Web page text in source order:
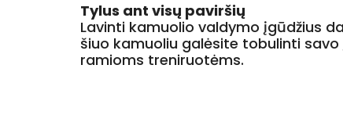
Tylus ant visų paviršių
Lavinti kamuolio valdymo įgūdžius
šiuo kamuoliu galėsite tobulinti
ramioms treniruotėms.